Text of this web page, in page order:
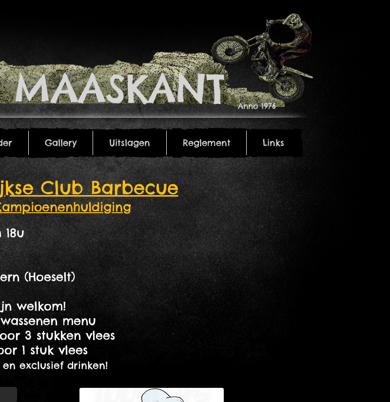
MAASKANT​ Anno 1976
Gallery Uitslagen Reglement Links
Gallery Uitslagen Reglement Links
Club Barbecue
De Tommen
(Hoeselt)
welkom!
menu
3 stukken vlees
1 stuk vlees
exclusief drinken!